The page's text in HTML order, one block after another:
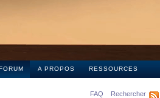
A PROPOS RESSOURCES
FAQ Rechercher